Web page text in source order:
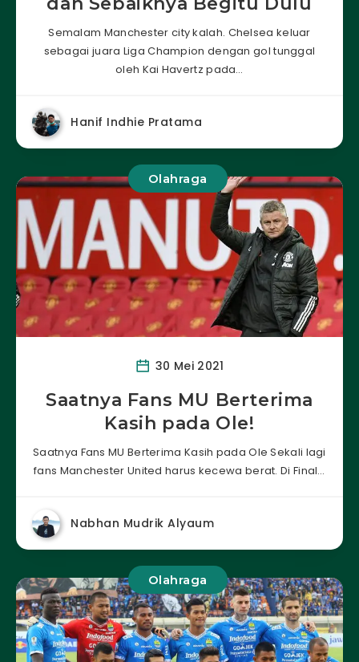
Semalam Manchester city kalah. Chelsea keluar
sebagai juara Liga Champion dengan gol tunggal
oleh Kai Havertz pada…
Hanif Indhie Pratama
Olahraga
30 Mei 2021
Saatnya Fans MU Berterima
Kasih pada Ole!
Saatnya Fans MU Berterima Kasih pada Ole Sekali lagi
fans Manchester United harus kecewa berat. Di Final…
Nabhan Mudrik Alyaum
Olahraga